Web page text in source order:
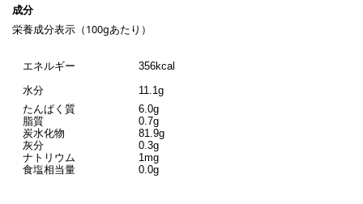
栄養成分表示（100gあたり）
エネルギー 356kcal
水分
11.1g
たんぱく質
6.0g
脂質
0.7g
炭水化物
81.9g
灰分
0.3g
ナトリウム
1mg
食塩相当量
0.0g